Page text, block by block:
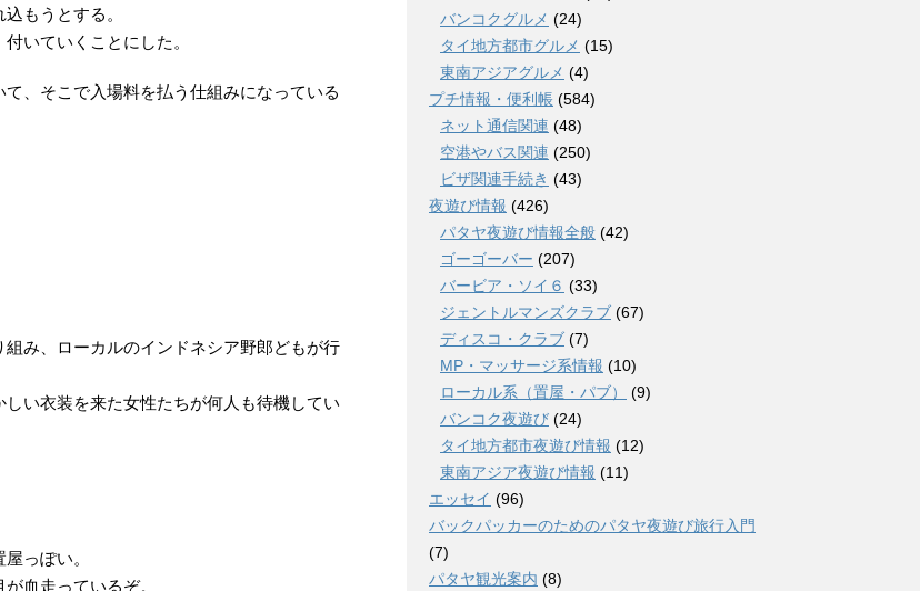
もうとする。
いていくことにした。
、そこで入場料を払う仕組みになっている
み、ローカルのインドネシア野郎どもが行
い衣装を来た女性たちが何人も待機してい
っぽい。
血走っているぞ。
バンコクグルメ (24)
タイ地方都市グルメ (15)
東南アジアグルメ (4)
プチ情報・便利帳 (584)
ネット通信関連 (48)
空港やバス関連 (250)
ビザ関連手続き (43)
夜遊び情報 (426)
パタヤ夜遊び情報全般 (42)
ゴーゴーバー (207)
バービア・ソイ６ (33)
ジェントルマンズクラブ (67)
ディスコ・クラブ (7)
MP・マッサージ系情報 (10)
ローカル系（置屋・パブ）
(9)
バンコク夜遊び (24)
タイ地方都市夜遊び情報 (12)
東南アジア夜遊び情報 (11)
エッセイ (96)
バックパッカーのためのパタヤ夜遊び旅行入門
(7)
パタヤ観光案内 (8)